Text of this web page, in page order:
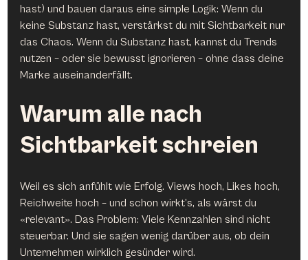
hast) und bauen daraus eine simple Logik: Wenn du
keine Substanz hast, verstärkst du mit Sichtbarkeit nur
das Chaos. Wenn du Substanz hast, kannst du Trends
nutzen – oder sie bewusst ignorieren – ohne dass deine
Marke auseinanderfällt.
Warum alle nach
Sichtbarkeit schreien
Weil es sich anfühlt wie Erfolg. Views hoch, Likes hoch,
Reichweite hoch – und schon wirkt’s, als wärst du
«relevant». Das Problem: Viele Kennzahlen sind nicht
steuerbar. Und sie sagen wenig darüber aus, ob dein
Unternehmen wirklich gesünder wird.